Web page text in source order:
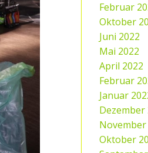
Februar
Oktober
Juni 2022
Mai 2022
April 2022
Februar
Januar
Dezember
November
Oktober